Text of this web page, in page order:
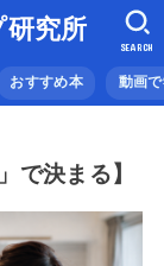
究所
おすすめ本 動画
SEARCH
で決まる】